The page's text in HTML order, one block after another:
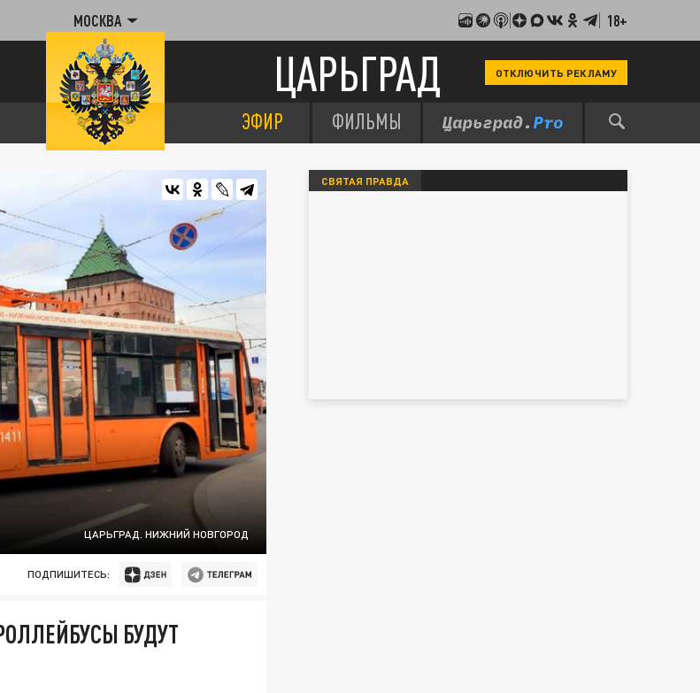
МОСКВА 18+
ЦАРЬГРАД ОТКЛЮЧИТЬ РЕКЛАМУ
ЭФИР ФИЛЬМЫ
ЦАРЬГРАД. НИЖНИЙ НОВГОРОД
ПОДПИШИТЕСЬ:
БУДУТ
СВЯТАЯ ПРАВДА